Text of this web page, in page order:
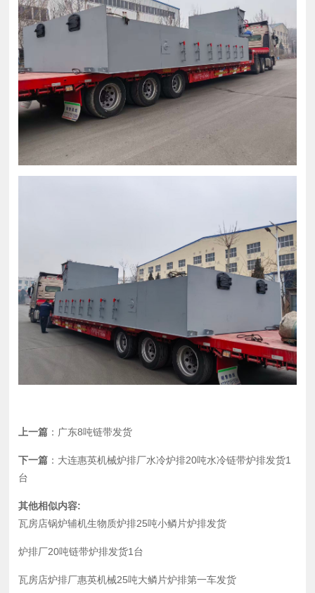
上一篇 ： 广东8吨链带发货
下一篇 ： 大连惠英机械炉排厂水冷炉排20吨水冷链带炉排发货1
台
其他相似内容:
瓦房店锅炉辅机生物质炉排25吨小鳞片炉排发货
炉排厂20吨链带炉排发货1台
瓦房店炉排厂惠英机械25吨大鳞片炉排第一车发货